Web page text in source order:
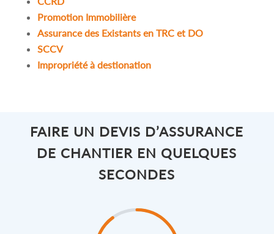
Promotion Immobilière
Assurance des Existants en TRC et DO
SCCV
Impropriété à destionation
FAIRE UN DEVIS D’ASSURANCE
DE CHANTIER EN QUELQUES
SECONDES